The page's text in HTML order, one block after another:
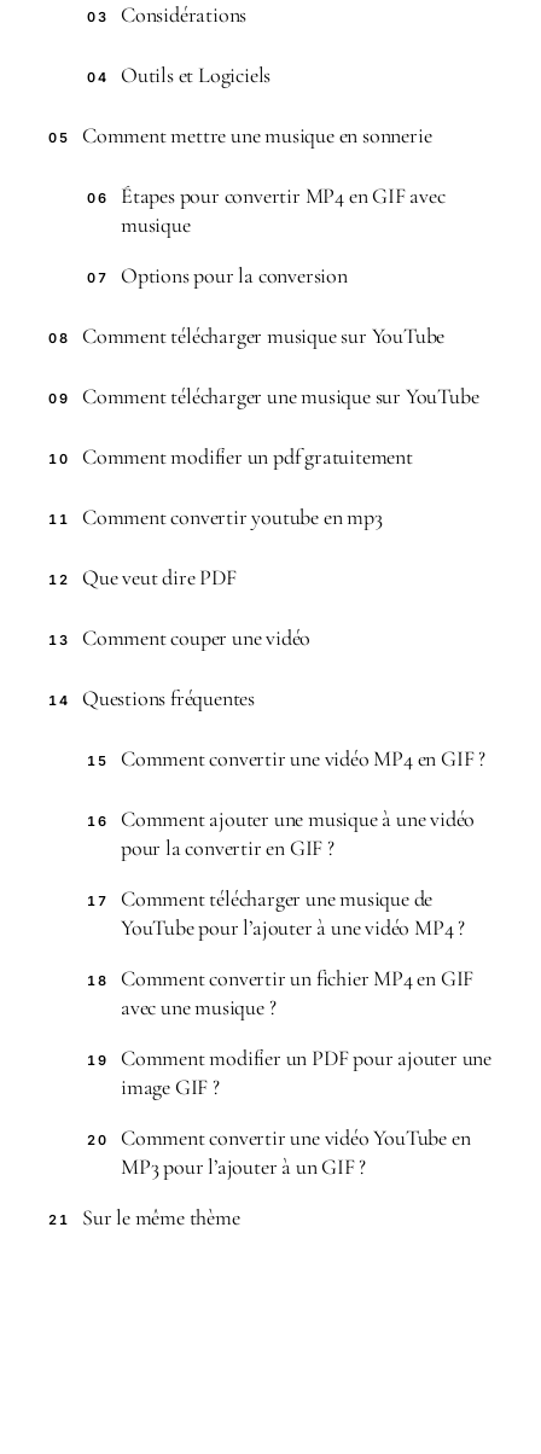
03 Considérations
04 Outils et Logiciels
05 Comment mettre une musique en sonnerie
06
Étapes pour convertir MP4 en GIF avec
musique
07 Options pour la conversion
08 Comment télécharger musique sur YouTube
09 Comment télécharger une musique sur YouTube
10 Comment modifier un pdf gratuitement
11 Comment convertir youtube en mp3
12 Que veut dire PDF
13 Comment couper une vidéo
14 Questions fréquentes
15 Comment convertir une vidéo MP4 en GIF ?
16
Comment ajouter une musique à une vidéo
pour la convertir en GIF ?
17
Comment télécharger une musique de
YouTube pour l’ajouter à une vidéo MP4 ?
18
Comment convertir un fichier MP4 en GIF
avec une musique ?
19
Comment modifier un PDF pour ajouter une
image GIF ?
20
Comment convertir une vidéo YouTube en
MP3 pour l’ajouter à un GIF ?
21 Sur le même thème